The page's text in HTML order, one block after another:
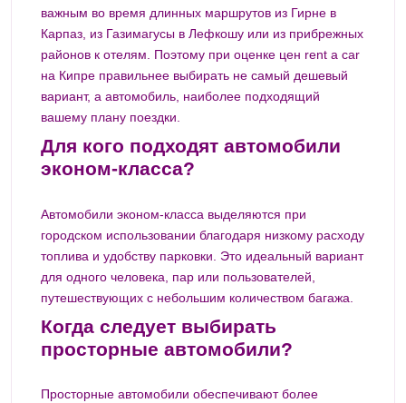
важным во время длинных маршрутов из Гирне в
Карпаз, из Газимагусы в Лефкошу или из прибрежных
районов к отелям. Поэтому при оценке цен rent a car
на Кипре правильнее выбирать не самый дешевый
вариант, а автомобиль, наиболее подходящий
вашему плану поездки.
Для кого подходят автомобили
эконом-класса?
Автомобили эконом-класса выделяются при
городском использовании благодаря низкому расходу
топлива и удобству парковки. Это идеальный вариант
для одного человека, пар или пользователей,
путешествующих с небольшим количеством багажа.
Когда следует выбирать
просторные автомобили?
Просторные автомобили обеспечивают более